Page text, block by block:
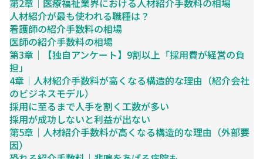
第2章｜医療福祉業界における人材紹介手数料の相場
人材紹介が最も使われる職種は？
看護師の紹介手数料の相場
医師の紹介手数料の相場
第3章｜【独自アンケート】9割以上「採用費が経営の負
担」
4章｜人材紹介手数料が高くなる構造的な理由（紹介会社
のビジネスモデル）
採用に至るまで人手を割く工数が多い
採用が成功しないと利益が出ない
第5章｜人材紹介手数料が高くなる構造的な理由（外部要
因）